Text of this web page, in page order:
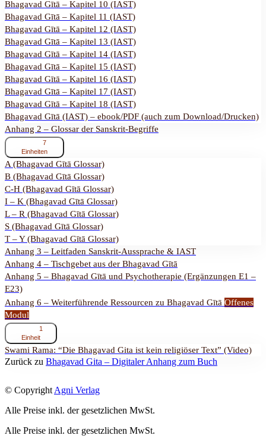
Bhagavad Gītā – Kapitel 10 (IAST)
Bhagavad Gītā – Kapitel 11 (IAST)
Bhagavad Gītā – Kapitel 12 (IAST)
Bhagavad Gītā – Kapitel 13 (IAST)
Bhagavad Gītā – Kapitel 14 (IAST)
Bhagavad Gītā – Kapitel 15 (IAST)
Bhagavad Gītā – Kapitel 16 (IAST)
Bhagavad Gītā – Kapitel 17 (IAST)
Bhagavad Gītā – Kapitel 18 (IAST)
Bhagavad Gītā (IAST) – ebook/PDF (auch zum Download/Drucken)
Anhang 2 – Glossar der Sanskrit-Begriffe
ausklappen
Anhang
2
–
Glossar
der
Sanskrit-
Begriffe
7
Einheiten
A (Bhagavad Gītā Glossar)
B (Bhagavad Gītā Glossar)
C-H (Bhagavad Gītā Glossar)
I – K (Bhagavad Gītā Glossar)
L – R (Bhagavad Gītā Glossar)
S (Bhagavad Gītā Glossar)
T – Y (Bhagavad Gītā Glossar)
Anhang 3 – Leitfaden Sanskrit-Aussprache & IAST
Anhang 4 – Tischgebet aus der Bhagavad Gītā
Anhang 5 – Bhagavad Gītā und Psychotherapie (Ergänzungen E1 –
E23)
Anhang 6 – Weiterführende Ressourcen zu Bhagavad Gītā Offenes
Modul
ausklappen
Anhang
6
–
Weiterführende
Ressourcen
Gītā
1
Einheit
Swami Rama: “Die Bhagavad Gita ist kein religiöser Text” (Video)
Zurück zu Bhagavad Gita – Digitaler Anhang zum Buch
© Copyright Agni Verlag
Alle Preise inkl. der gesetzlichen MwSt.
Alle Preise inkl. der gesetzlichen MwSt.